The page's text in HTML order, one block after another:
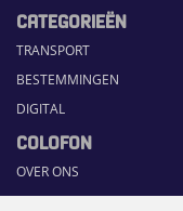
CATEGORIEËN
TRANSPORT
BESTEMMINGEN
DIGITAL
COLOFON
OVER ONS
COMMUNICATION